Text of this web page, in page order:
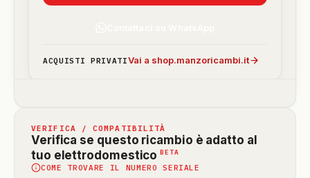
ACQUISTI PRIVATIVai a shop.manzoricambi.it
VERIFICA / COMPATIBILITÀ
Verifica se questo ricambio è adatto al
tuo elettrodomestico BETA
in
COME TROVARE IL NUMERO SERIALE